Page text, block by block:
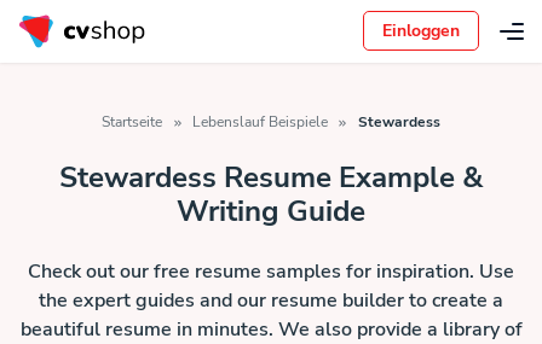
Einloggen
Startseite Lebenslauf Beispiele Stewardess
Stewardess Resume Example &
Writing Guide
Check out our free resume samples for inspiration. Use
the expert guides and our resume builder to create a
beautiful resume in minutes. We also provide a library of